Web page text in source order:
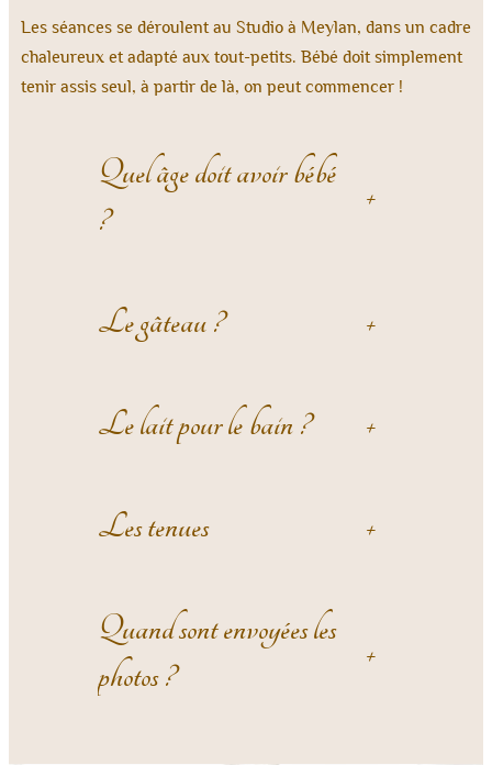
Les séances se déroulent au Studio à Meylan, dans un cadre
chaleureux et adapté aux tout-petits. Bébé doit simplement
tenir assis seul, à partir de là, on peut commencer !
Quel âge doit avoir bébé
?
+
Le gâteau ? +
Le lait pour le bain ? +
Les tenues +
Quand sont envoyées les
photos ?
+